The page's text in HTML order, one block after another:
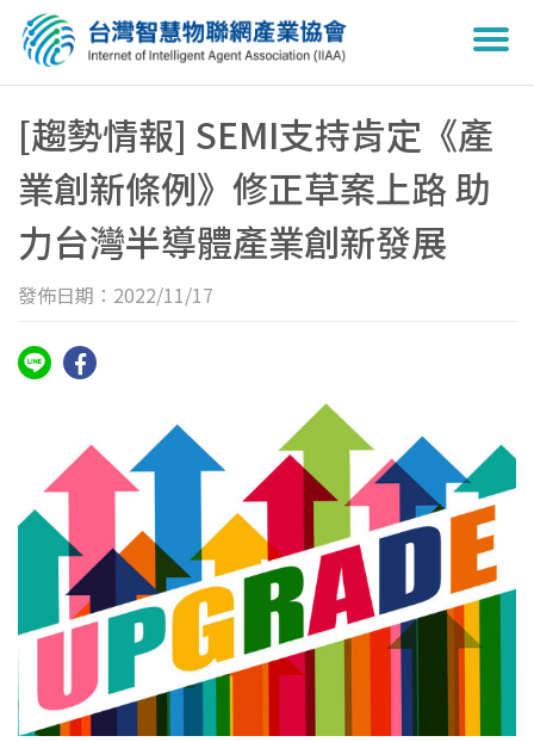
[趨勢情報] SEMI支持肯定《產
業創新條例》修正草案上路 助
力台灣半導體產業創新發展
發佈日期：2022/11/17